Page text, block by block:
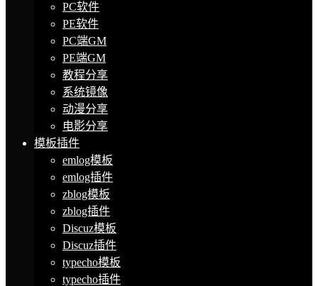
PC软件
PE软件
PC端GM
PE端GM
教程分享
系统镜像
动漫分享
电影分享
模板插件
emlog模板
emlog插件
zblog模板
zblog插件
Discuz模板
Discuz插件
typecho模板
typecho插件